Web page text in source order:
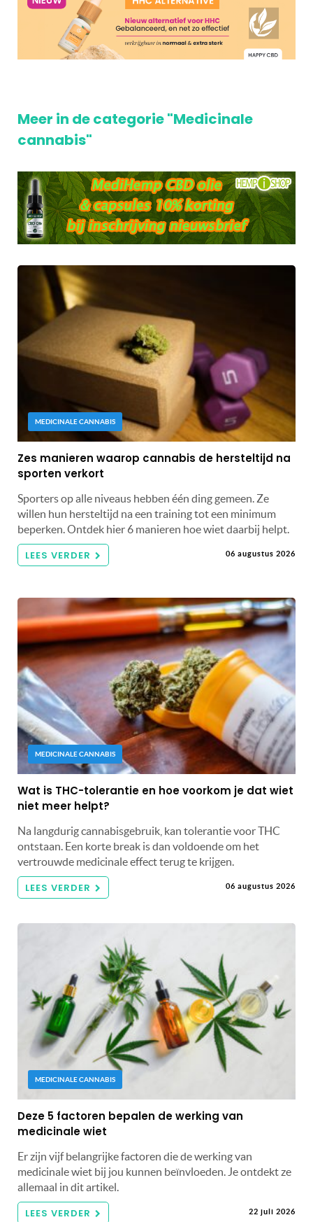
Meer in de categorie "Medicinale
cannabis"
MEDICINALE CANNABIS
Zes manieren waarop cannabis de hersteltijd na
sporten verkort
Sporters op alle niveaus hebben één ding gemeen. Ze
willen hun hersteltijd na een training tot een minimum
beperken. Ontdek hier 6 manieren hoe wiet daarbij helpt.
LEES VERDER 06 augustus 2026
MEDICINALE CANNABIS
Wat is THC-tolerantie en hoe voorkom je dat wiet
niet meer helpt?
Na langdurig cannabisgebruik, kan tolerantie voor THC
ontstaan. Een korte break is dan voldoende om het
vertrouwde medicinale effect terug te krijgen.
LEES VERDER 06 augustus 2026
MEDICINALE CANNABIS
Deze 5 factoren bepalen de werking van
medicinale wiet
Er zijn vijf belangrijke factoren die de werking van
medicinale wiet bij jou kunnen beïnvloeden. Je ontdekt ze
allemaal in dit artikel.
LEES VERDER 22 juli 2026